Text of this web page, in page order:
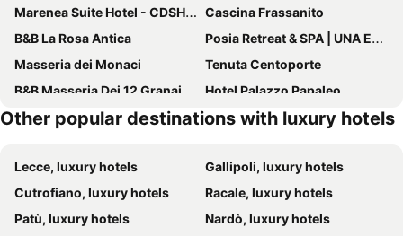
Marenea Suite Hotel - CDSHotels
Cascina Frassanito
B&B La Rosa Antica
Posia Retreat & SPA | UNA Esperienze
Masseria dei Monaci
Tenuta Centoporte
B&B Masseria Dei 12 Granai
Hotel Palazzo Papaleo
Palazzo Ducale Venturi - Luxury Relais & Wellness
Tenuta Cursano
Hotel Da Romano
Other popular destinations with luxury hotels
Lecce, luxury hotels
Gallipoli, luxury hotels
Cutrofiano, luxury hotels
Racale, luxury hotels
Patù, luxury hotels
Nardò, luxury hotels